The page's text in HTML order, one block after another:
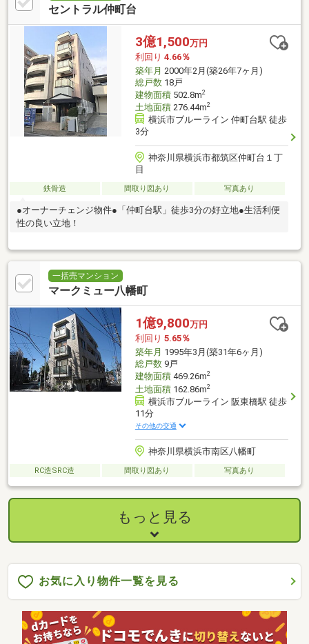
セントラル仲町台
3億1,500万円
利回り 4.66％
築年月 2000年2月(築26年7ヶ月)
総戸数18戸
建物面積502.8m2
土地面積276.44m2
横浜市ブルーライン 仲町台駅 徒歩
3分
神奈川県横浜市都筑区仲町台１丁
目
鉄骨造 間取り図あり 写真あり
●オーナーチェンジ物件●「仲町台駅」徒歩3分の好立地●生活利便
性の良い立地！
一括売マンション
マークミュー八幡町
1億9,800万円
利回り 5.65％
築年月 1995年3月(築31年6ヶ月)
総戸数9戸
建物面積469.26m2
土地面積162.86m2
横浜市ブルーライン 阪東橋駅 徒歩
11分
その他の交通
神奈川県横浜市南区八幡町
RC造SRC造 間取り図あり 写真あり
もっと見る
お気に入り物件一覧を見る